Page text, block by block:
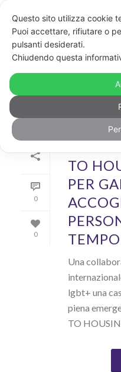
ARCHIVIO
Archivi Tag per: "to housing"
0
0
TO
PER
Una
lgbt+ una
piena
TO
Questo sito utilizza cookie
Puoi accettare, rifiutare o
pulsanti desiderati.
Chiudendo questa